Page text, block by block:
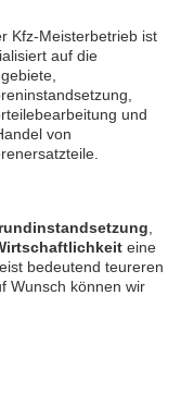
Kfz-Meisterbetrieb ist
auf die
und
von
eine
bedeutend teureren
Wunsch können wir